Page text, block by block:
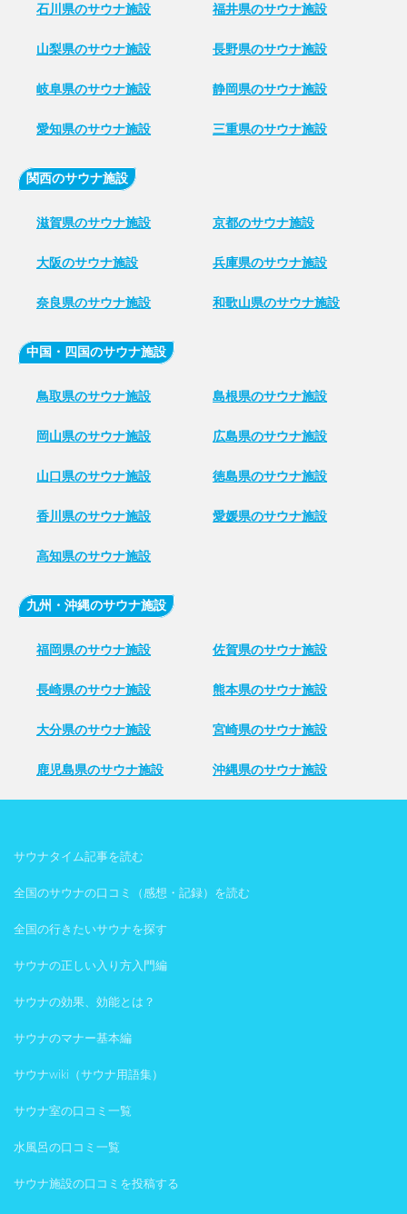
石川県のサウナ施設 福井県のサウナ施設
山梨県のサウナ施設 長野県のサウナ施設
岐阜県のサウナ施設 静岡県のサウナ施設
愛知県のサウナ施設 三重県のサウナ施設
関西のサウナ施設
滋賀県のサウナ施設 京都のサウナ施設
大阪のサウナ施設 兵庫県のサウナ施設
奈良県のサウナ施設 和歌山県のサウナ施設
中国・四国のサウナ施設
鳥取県のサウナ施設 島根県のサウナ施設
岡山県のサウナ施設 広島県のサウナ施設
山口県のサウナ施設 徳島県のサウナ施設
香川県のサウナ施設 愛媛県のサウナ施設
高知県のサウナ施設
九州・沖縄のサウナ施設
福岡県のサウナ施設 佐賀県のサウナ施設
長崎県のサウナ施設 熊本県のサウナ施設
大分県のサウナ施設 宮崎県のサウナ施設
鹿児島県のサウナ施設 沖縄県のサウナ施設
サウナタイム記事を読む
全国のサウナの口コミ（感想・記録）を読む
全国の行きたいサウナを探す
サウナの正しい入り方入門編
サウナの効果、効能とは？
サウナのマナー基本編
サウナwiki（サウナ用語集）
サウナ室の口コミ一覧
水風呂の口コミ一覧
サウナ施設の口コミを投稿する